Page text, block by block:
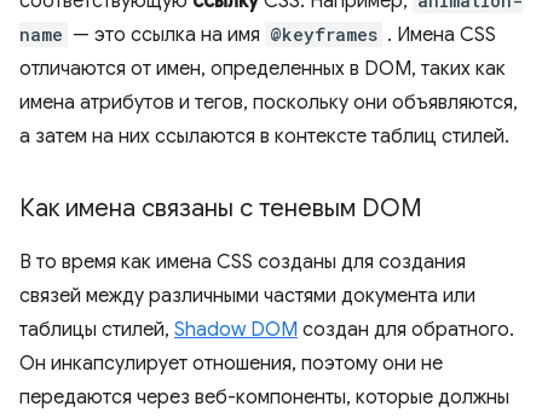
name — это ссылка на имя @keyframes . Имена CSS
отличаются от имен, определенных в DOM, таких как
имена атрибутов и тегов, поскольку они объявляются,
а затем на них ссылаются в контексте таблиц стилей.
Как имена связаны с теневым DOM
В то время как имена CSS созданы для создания
связей между различными частями документа или
таблицы стилей, Shadow DOM создан для обратного.
Он инкапсулирует отношения, поэтому они не
передаются через веб-компоненты, которые должны